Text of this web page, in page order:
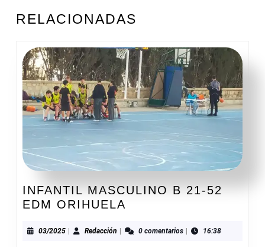
anterior:
entrada:
RELACIONADAS
INFANTIL MASCULINO B 21-52
EDM ORIHUELA
B
03/202503/2025Redacción Redacción0 comentarios 16:38